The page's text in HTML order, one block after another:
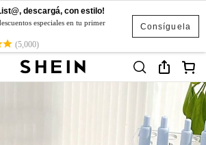
Consíguela
descargá, con estilo!
especiales en tu primer
(5,000)